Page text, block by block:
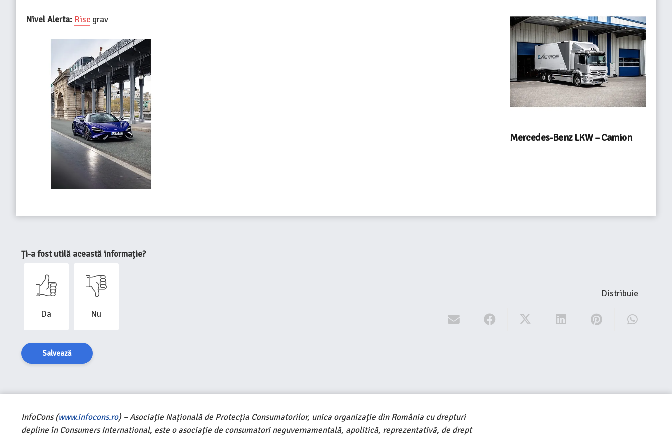
Nivel Alerta: Risc grav
Mercedes-Benz LKW – Camion
Ți-a fost utilă această informație?
Da Nu
Salvează
Distribuie
InfoCons (www.infocons.ro) – Asociație Națională de Protecția Consumatorilor, unica organizație din România cu drepturi
depline în Consumers International, este o asociație de consumatori neguvernamentală, apolitică, reprezentativă, de drept